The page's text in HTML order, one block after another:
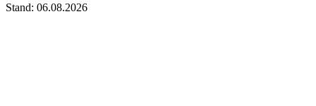
Stand: 06.08.2026